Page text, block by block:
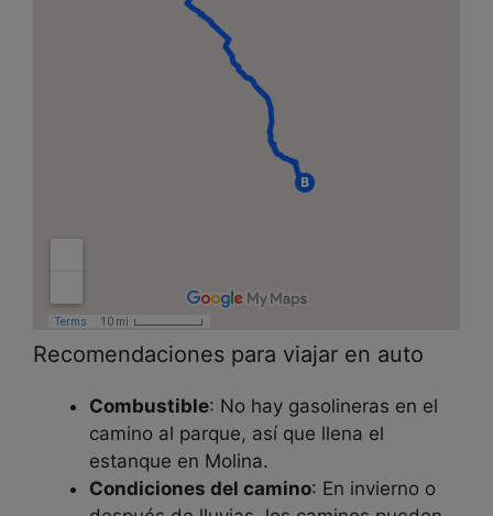
Recomendaciones para viajar en auto
Combustible: No hay gasolineras en el
camino al parque, así que llena el
estanque en Molina.
Condiciones del camino: En invierno o